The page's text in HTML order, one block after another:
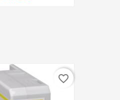
favorite_border